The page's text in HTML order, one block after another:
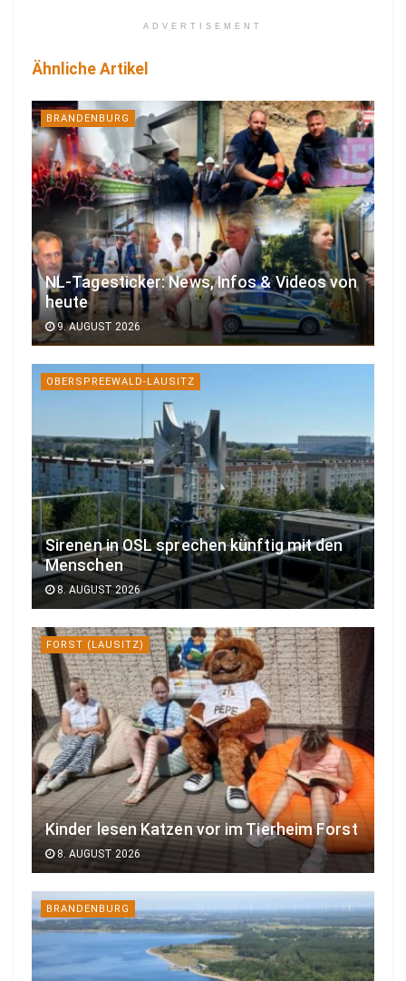
ADVERTISEMENT
Ähnliche Artikel
BRANDENBURG
NL-Tagesticker: News, Infos & Videos von
heute
9. AUGUST 2026
OBERSPREEWALD-LAUSITZ
Sirenen in OSL sprechen künftig mit den
Menschen
8. AUGUST 2026
FORST (LAUSITZ)
Kinder lesen Katzen vor im Tierheim Forst
8. AUGUST 2026
BRANDENBURG